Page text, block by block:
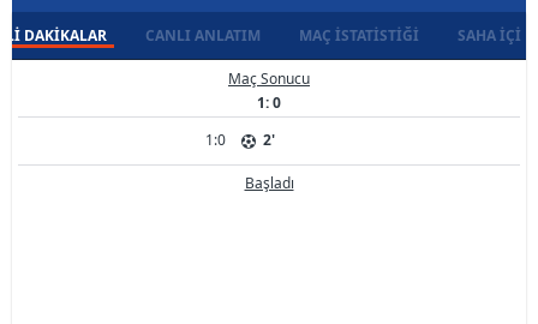
DAKIKALAR CANLI ANLATIM MAÇ İSTATISTIĞI SAHA İÇI
Maç Sonucu
1: 0
1:0
2'
Başladı